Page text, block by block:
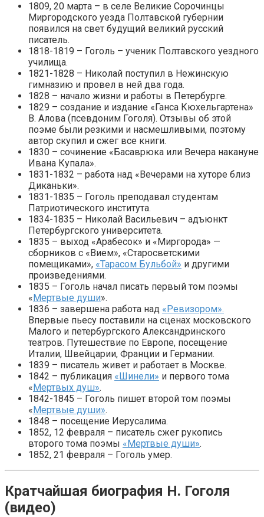
1809, 20 марта – в селе Великие Сорочинцы
Миргородского уезда Полтавской губернии
появился на свет будущий великий русский
писатель.
1818-1819 – Гоголь – ученик Полтавского уездного
училища.
1821-1828 – Николай поступил в Нежинскую
гимназию и провел в ней два года.
1828 – начало жизни и работы в Петербурге.
1829 – создание и издание «Ганса Кюхельгартена»
В. Алова (псевдоним Гоголя). Отзывы об этой
поэме были резкими и насмешливыми, поэтому
автор скупил и сжег все книги.
1830 – сочинение «Басаврюка или Вечера накануне
Ивана Купала».
1831-1832 – работа над «Вечерами на хуторе близ
Диканьки».
1831-1835 – Гоголь преподавал студентам
Патриотического института.
1834-1835 – Николай Васильевич – адъюнкт
Петербургского университета.
1835 – выход «Арабесок» и «Миргорода» —
сборников с «Вием», «Старосветскими
помещиками», «Тарасом Бульбой» и другими
произведениями.
1835 – Гоголь начал писать первый том поэмы
«Мертвые души».
1836 – завершена работа над «Ревизором».
Впервые пьесу поставили на сценах московского
Малого и петербургского Александринского
театров. Путешествие по Европе, посещение
Италии, Швейцарии, Франции и Германии.
1839 – писатель живет и работает в Москве.
1842 – публикация «Шинели» и первого тома
«Мертвых душ».
1842-1845 – Гоголь пишет второй том поэмы
«Мертвые души».
1848 – посещение Иерусалима.
1852, 12 февраля – писатель сжег рукопись
второго тома поэмы «Мертвые души».
1852, 21 февраля – Гоголь умер.
Кратчайшая биография Н. Гоголя
(видео)